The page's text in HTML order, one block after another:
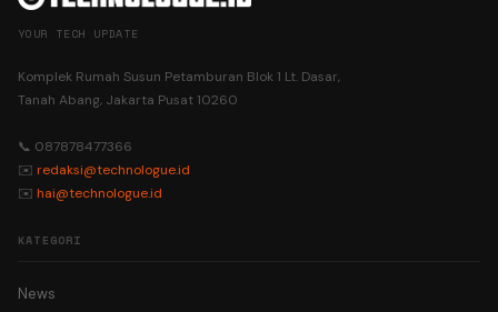
YOUR TECH UPDATE
Komplek Rumah Susun Petamburan Blok 1 Lt. Dasar,
Tanah Abang, Jakarta Pusat 10260
📞 087878477366
✉️ redaksi@technologue.id
✉️ hai@technologue.id
KATEGORI
News